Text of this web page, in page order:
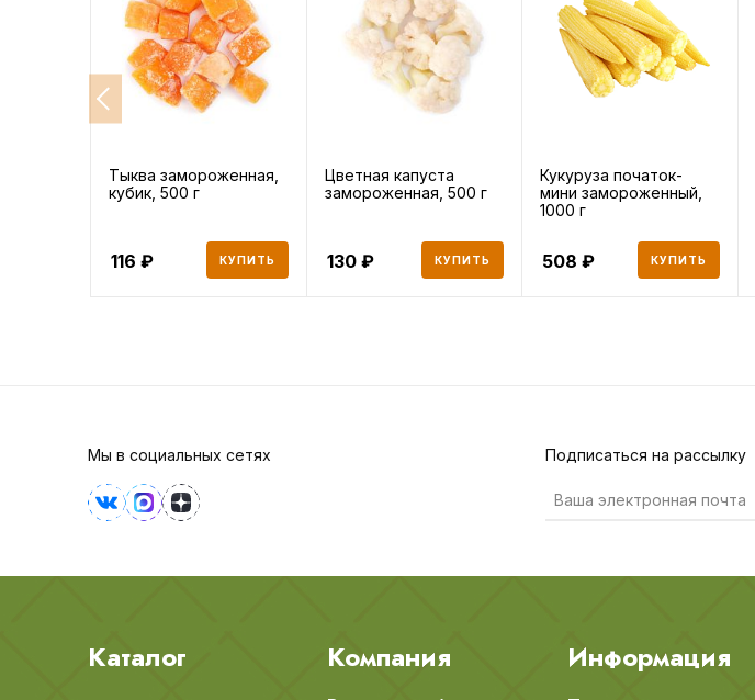
Тыква замороженная,
кубик, 500 г
116 КУПИТЬ
Цветная капуста
замороженная, 500 г
130 КУПИТЬ
Кукуруза початок-
мини замороженный,
1000 г
508 КУПИТЬ
Мы в социальных сетях Подписаться на рассылку
Каталог Компания Информация